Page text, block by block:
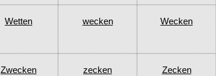
Wetten wecken Wecken
Zwecken zecken Zecken